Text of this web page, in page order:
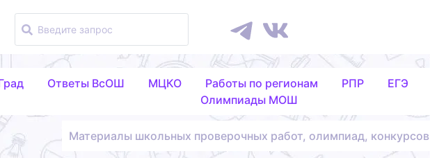
Ответы ВсОШ МЦКО Работы по регионам РПР ЕГЭ
Олимпиады МОШ
Материалы школьных проверочных работ, олимпиад, конкурсов